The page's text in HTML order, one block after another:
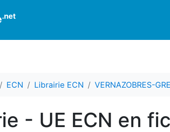
.net
ECN Librairie ECN VERNAZOBRES-
- UE ECN en